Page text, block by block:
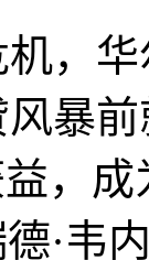
，
暴
，
·韦